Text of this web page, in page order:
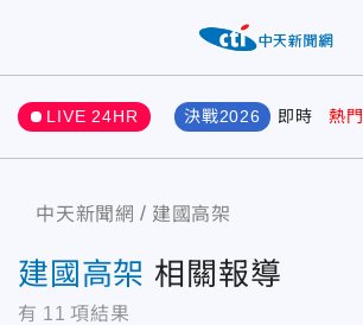
LIVE 24HR 決戰2026 即時 熱門
中天新聞網 建國高架
建國高架 相關報導
有 11 項結果